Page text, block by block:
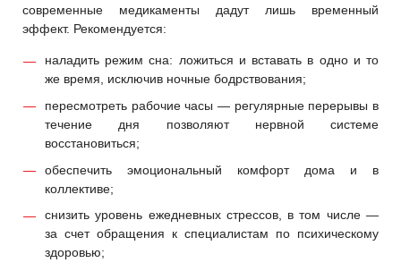
современные медикаменты дадут лишь временный
эффект. Рекомендуется:
наладить режим сна: ложиться и вставать в одно и то
же время, исключив ночные бодрствования;
пересмотреть рабочие часы — регулярные перерывы в
течение дня позволяют нервной системе
восстановиться;
обеспечить эмоциональный комфорт дома и в
коллективе;
снизить уровень ежедневных стрессов, в том числе —
за счет обращения к специалистам по психическому
здоровью;